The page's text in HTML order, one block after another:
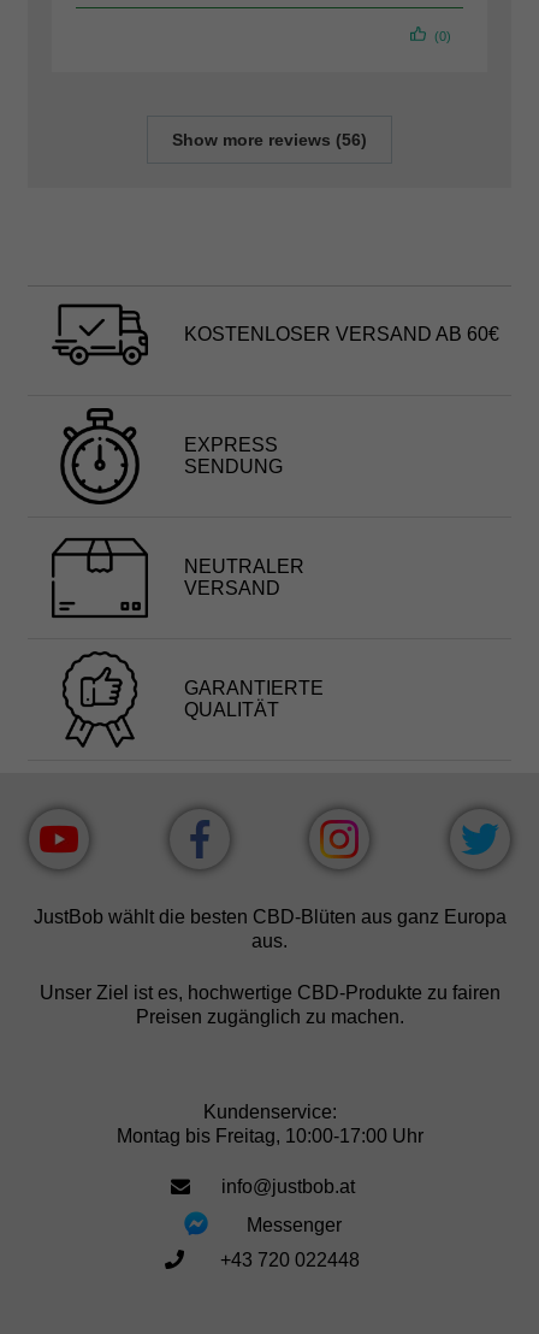
(0)
Show more reviews (56)
KOSTENLOSER VERSAND AB 60€
EXPRESS
SENDUNG
NEUTRALER
VERSAND
GARANTIERTE
QUALITÄT
JustBob wählt die besten CBD-Blüten aus ganz Europa
aus.
Unser Ziel ist es, hochwertige CBD-Produkte zu fairen
Preisen zugänglich zu machen.
Kundenservice:
Montag bis Freitag, 10:00-17:00 Uhr
info@justbob.at
Messenger
+43 720 022448